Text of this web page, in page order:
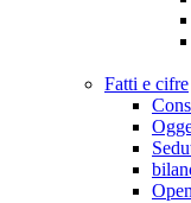
Fatti e cifre